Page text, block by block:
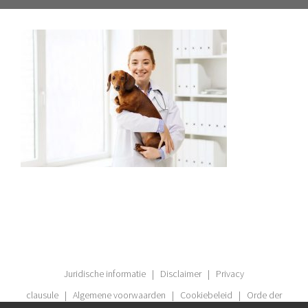
Juridische informatie | Disclaimer| Privacy
clausule | Algemene voorwaarden | Cookiebeleid | Orde der